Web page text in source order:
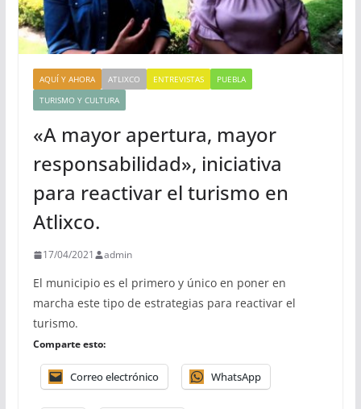
AQUÍ Y AHORA ATLIXCO ENTREVISTAS
PUEBLA
TURISMO Y CULTURA
«A mayor apertura, mayor
responsabilidad», iniciativa
para reactivar el turismo en
Atlixco.
17/04/2021 admin
El municipio es el primero y único en poner en
marcha este tipo de estrategias para reactivar el
turismo.
Comparte esto:
Correo electrónico WhatsApp